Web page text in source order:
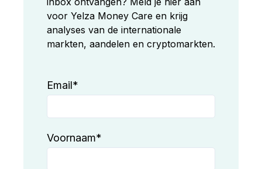
voor Yelza Money Care en krijg
analyses van de internationale
markten, aandelen en cryptomarkten.
Email*
Voornaam*